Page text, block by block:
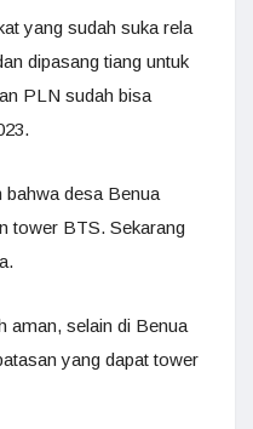
yang sudah suka rela
dipasang tiang untuk
PLN sudah bisa
bahwa desa Benua
tower BTS. Sekarang
aman, selain di Benua
yang dapat tower